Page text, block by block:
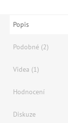
Popis
Podobné (2)
Videa (1)
Hodnocení
Diskuze